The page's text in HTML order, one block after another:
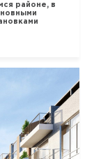
районе, в